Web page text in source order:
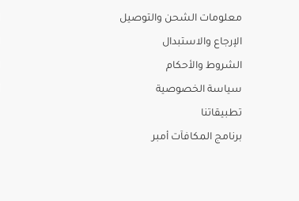
معلومات الشحن والتوصيل
الإرجاع والاستبدال
الشروط والأحكام
سياسة الخصوصية
تطبيقاتنا
برنامج المكافآت أمبر